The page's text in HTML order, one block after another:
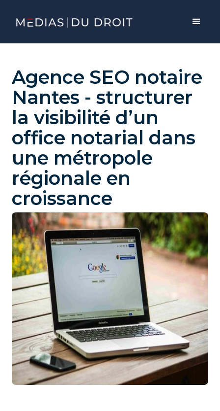
Agence SEO notaire
Nantes - structurer
la visibilité d’un
office notarial dans
une métropole
régionale en
croissance